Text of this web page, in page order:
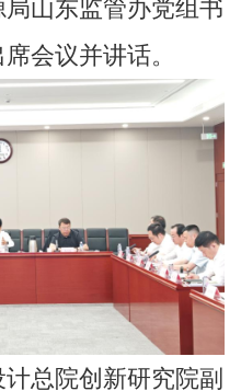
山东监管办党组书
会议并讲话。
总院创新研究院副